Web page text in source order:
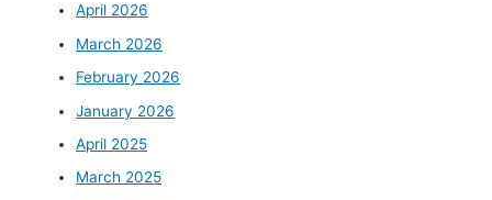
April 2026
March 2026
February 2026
January 2026
April 2025
March 2025